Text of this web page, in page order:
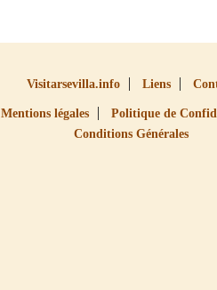
Visitarsevilla.info Liens
Mentions légales
Politique de
Conditions Générales